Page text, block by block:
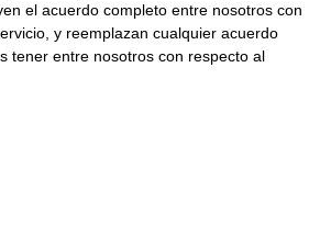
el acuerdo completo entre nosotros con
y reemplazan cualquier acuerdo
tener entre nosotros con respecto al